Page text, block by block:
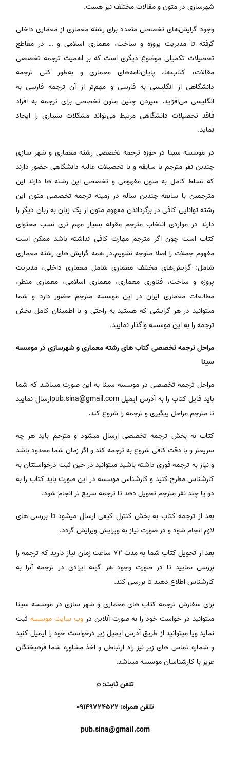
شهرسازی در متون و مقالات مختلف نیز هست.
وجود گرایش‌های تخصصی متعدد برای رشته معماری از معماری داخلی
گرفته تا مدیریت پروژه و ساخت، معماری اسلامی و … در مقاطع
تحصیلات تکمیلی موضوع دیگری است که بر اهمیت ترجمه تخصصی
مقالات، کتاب‌ها، پایان‌نامه‌های معماری و به‌طور کلی ترجمه
دانشگاهی از انگلیسی به فارسی و مهم‌تر از آن ترجمه فارسی به
انگلیسی می‌افزاید. سپردن چنین متون تخصصی برای ترجمه به افراد
فاقد تحصیلات دانشگاهی مرتبط می‌تواند مشکلات بسیاری را ایجاد
نماید.
در موسسه سینا در حوزه ترجمه تخصصی رشته معماری و شهر سازی
چندین نفر مترجم با سابقه و با تحصیلات عالیه دانشگاهی حضور دارند
که تسلط کامل به متون مفهومی و تخصصی این رشته ها دارند این
مترجمین با سابقه چندین ساله در زمینه ترجمه تخصصی متون این
رشته توانایی کافی در برگرداندن مفهوم متون از یک زبان به زبان دیگر را
دارند در مواردی انتخاب مترجم مقوله بسیار مهم تری نسب محتوای
کتاب است چون اگر مترجم مهارت کافی نداشته باشد ممکن است
مفهوم جملات را اصلا متوجه نشویم.در همه گرایش های رشته معماری
شامل: گرایش‌های مختلف معماری شامل معماری داخلی، مدیریت
پروژه و ساخت، فناوری معماری، معماری اسلامی، معماری منظر،
مطالعات معماری ایران در این موسسه مترجم حضور دارد و شما
میتوانید در هر گرایشی که هستید به راحتی و با اطمینان کامل بخش
ترجمه را به این موسسه واگذار نمایید.
مراحل ترجمه تخصصی کتاب های رشته معماری و شهرسازی در موسسه
سینا
مراحل ترجمه تخصصی در موسسه سینا به این صورت میباشد که شما
باید فایل کتاب را به آدرس ایمیل
pub.sina@gmail.comارسال نمایید
تا مترجم مراحل پیگیری و ترجمه را شروع کند.
کتاب به بخش ترجمه تخصصی ارسال میشود و مترجم باید هر چه
سریعتر و با دقت کافی شروع به ترجمه کند و اگر زمان شما محدود باشد
و نیاز به ترجمه فوری داشته باشید میتوانید در حین ثبت درخواستتان به
کارشناس مطرح کنید و کارشناس موسسه در این صورت باید کتاب را به
دو یا چند نفر مترجم تحویل دهد تا ترجمه سریع تر انجام شود.
بعد از ترجمه کتاب به بخش کنترل کیفی ارسال میشود تا بررسی های
لازم انجام شود و در صورت نیاز به ویرایش ویرایش گردد.
بعد از تحویل کتاب شما به مدت 72 ساعت زمان نیاز دارید که ترجمه را
بررسی نمایید تا در صورت وجود هر گونه ایرادی در ترجمه آنرا به
کارشناس اطلاع دهید تا بررسی کند.
برای سفارش ترجمه کتاب های معماری و شهر سازی در موسسه سینا
میتوانید در خواست خود را به صورت آنلاین در وب سایت موسسه ثبت
نماید ویا میتوانید از طریق آدرس ایمیل زیر درخواست خود را ایمیل کنید
و شماره تماس های زیر نیز راه ارتباطی و اخذ مشاوره شما فرهیختگان
عزیز با کارشناسان موسسه میباشد.
تلفن ثابت: ⌕
تلفن همراه: 09149724522
pub.sina@gmail.com